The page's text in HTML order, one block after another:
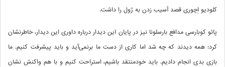
کلودیو اِچوری قصد آسیب زدن به ژول را داشت.
پائو کوبارسی مدافع بارسلونا نیز در پایان این دیدار درباره داوری این دیدار، خاطرنشان
کرد: همه دیدند که چه شد اما کاری از دست ما برنمی‌آید و باید پیشرفت کنیم. ما
بازی بدی انجام دادیم. باید خودمنتقد باشیم، استراحت کنیم و با هم واکنش نشان